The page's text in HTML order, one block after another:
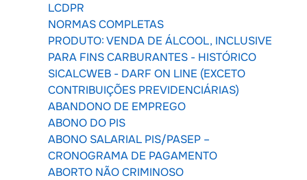
LCDPR
NORMAS COMPLETAS
PRODUTO: VENDA DE ÁLCOOL, INCLUSIVE
PARA FINS CARBURANTES - HISTÓRICO
SICALCWEB - DARF ON LINE (EXCETO
CONTRIBUIÇÕES PREVIDENCIÁRIAS)
ABANDONO DE EMPREGO
ABONO DO PIS
ABONO SALARIAL PIS/PASEP –
CRONOGRAMA DE PAGAMENTO
ABORTO NÃO CRIMINOSO